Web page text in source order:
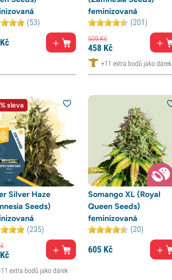
(53)
Kč
feminizovaná
(201)
509Kč
458 Kč
+11 extra bodů jako dárek
sleva
Silver Haze
Seeds)
(235)
Kč
extra bodů jako dárek
Somango XL (Royal
Queen Seeds)
feminizovaná
(20)
605 Kč